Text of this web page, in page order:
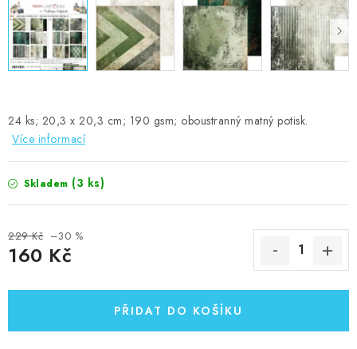
24 ks; 20,3 x 20,3 cm; 190 gsm; oboustranný matný potisk.
Více informací
Skladem (3 ks)
229 Kč –30 %
160 Kč
PŘIDAT DO KOŠÍKU